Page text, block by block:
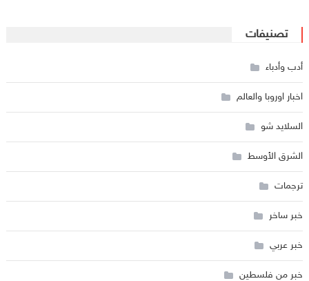
تصنيفات
أدب وأدباء
اخبار اوروبا والعالم
السلايد شو
الشرق الأوسط
ترجمات
خبر ساخر
خبر عربي
خبر من فلسطين